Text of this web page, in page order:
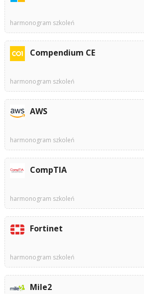
harmonogram szkoleń
Compendium CE
harmonogram szkoleń
AWS
harmonogram szkoleń
CompTIA
harmonogram szkoleń
Fortinet
harmonogram szkoleń
Mile2